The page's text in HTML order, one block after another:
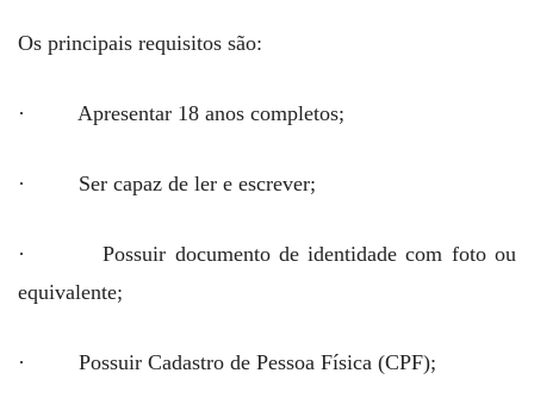
Os principais requisitos são:
· Apresentar 18 anos completos;
· Ser capaz de ler e escrever;
· Possuir documento de identidade com foto ou
equivalente;
· Possuir Cadastro de Pessoa Física (CPF);